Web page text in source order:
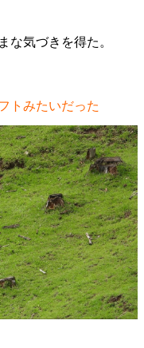
な気づきを得た。
トみたいだった